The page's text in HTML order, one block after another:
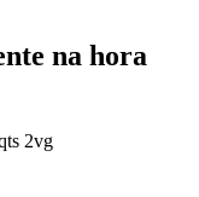
na hora
2vg